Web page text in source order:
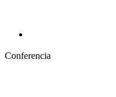
Conferencia